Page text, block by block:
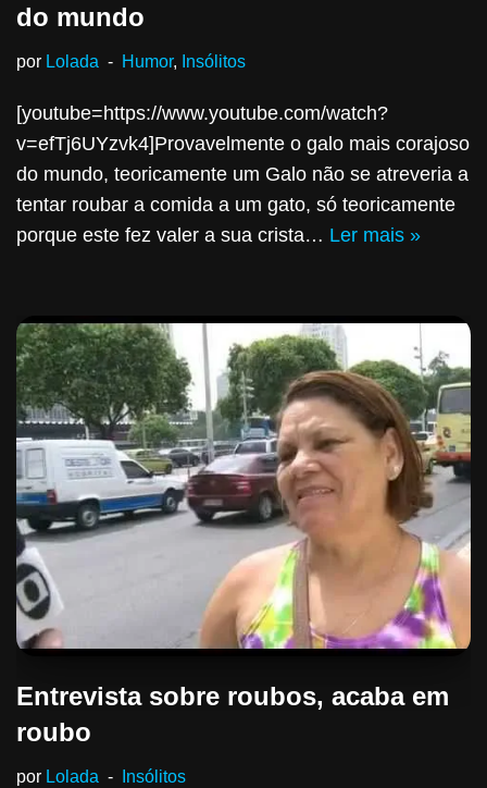
do mundo
por Lolada Humor, Insólitos
[youtube=https://www.youtube.com/watch?
v=efTj6UYzvk4]Provavelmente o galo mais corajoso
do mundo, teoricamente um Galo não se atreveria a
tentar roubar a comida a um gato, só teoricamente
porque este fez valer a sua crista… Ler mais »
Entrevista sobre roubos, acaba em
roubo
por Lolada Insólitos